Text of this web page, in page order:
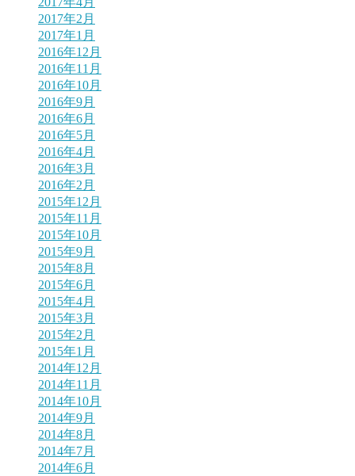
2017年2月
2017年1月
2016年12月
2016年11月
2016年10月
2016年9月
2016年6月
2016年5月
2016年4月
2016年3月
2016年2月
2015年12月
2015年11月
2015年10月
2015年9月
2015年8月
2015年6月
2015年4月
2015年3月
2015年2月
2015年1月
2014年12月
2014年11月
2014年10月
2014年9月
2014年8月
2014年7月
2014年6月